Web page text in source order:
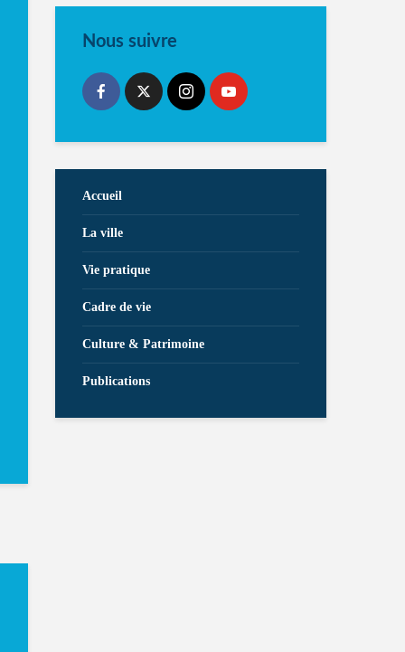
Nous suivre
Accueil
La ville
Vie pratique
Cadre de vie
Culture & Patrimoine
Publications